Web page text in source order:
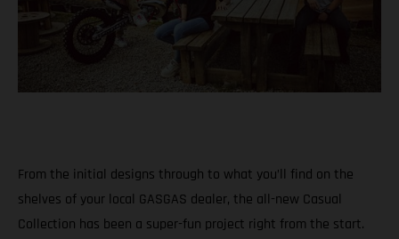
From the initial designs through to what you’ll find on the
shelves of your local GASGAS dealer, the all-new Casual
Collection has been a super-fun project right from the start.